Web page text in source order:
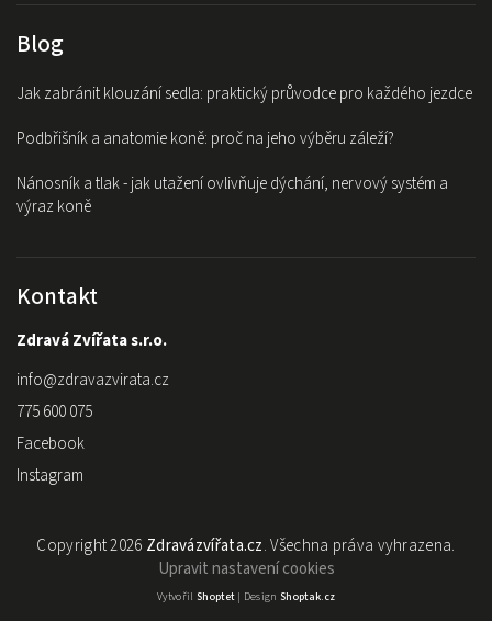
Blog
Jak zabránit klouzání sedla: praktický průvodce pro každého jezdce
Podbřišník a anatomie koně: proč na jeho výběru záleží?
Nánosník a tlak - jak utažení ovlivňuje dýchání, nervový systém a
výraz koně
Kontakt
Zdravá Zvířata s.r.o.
info@zdravazvirata.cz
775 600 075
Facebook
Instagram
Copyright 2026 Zdravázvířata.cz. Všechna práva vyhrazena.
Upravit nastavení cookies
Vytvořil Shoptet| Design Shoptak.cz